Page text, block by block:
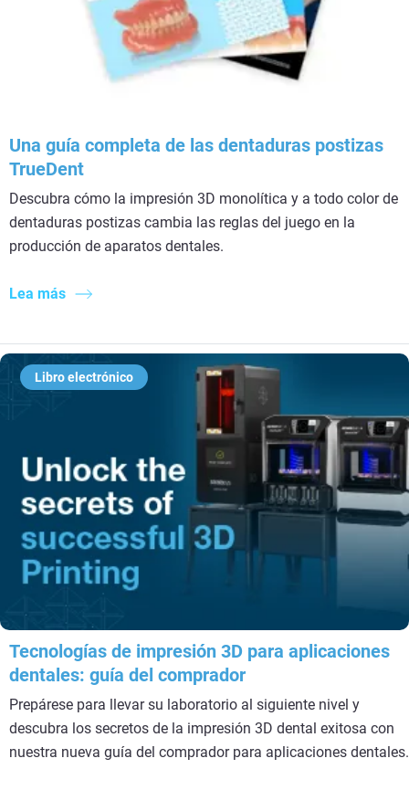
Una guía completa de las dentaduras postizas
TrueDent
Descubra cómo la impresión 3D monolítica y a todo color de
dentaduras postizas cambia las reglas del juego en la
producción de aparatos dentales.
Lea más
Libro electrónico
Tecnologías de impresión 3D para aplicaciones
dentales: guía del comprador
Prepárese para llevar su laboratorio al siguiente nivel y
descubra los secretos de la impresión 3D dental exitosa con
nuestra nueva guía del comprador para aplicaciones dentales.